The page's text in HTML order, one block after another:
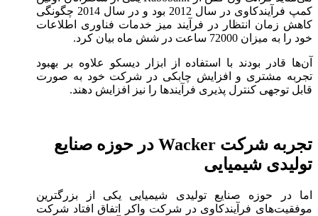
کمپ فرآیندکاوی در سال 2012 بود و در سال 2014 چگونگی
کاهش زمان انتظار در فرآیند میز خدمات فناوری اطلاعات
خود را به میزان 72000 ساعت در شش ماه بیان کرد.
آن‌ها قادر بودند با استفاده از ابزار دیسکو علاوه بر بهبود
تجربه مشتری و افزایش چابکی در شرکت خود به صورت
قابل توجهی کنترل پذیری فرآیند‌ها را نیز افزایش دهند.
تجربه شرکت Wacker در حوزه صنایع
تولیدی شیمیایی
اما در حوزه صنایع تولیدی شیمیایی یکی از بزرگترین
موفقیت‌های فرآیند‌کاوی در شرکت واکر اتفاق افتاد شرکت